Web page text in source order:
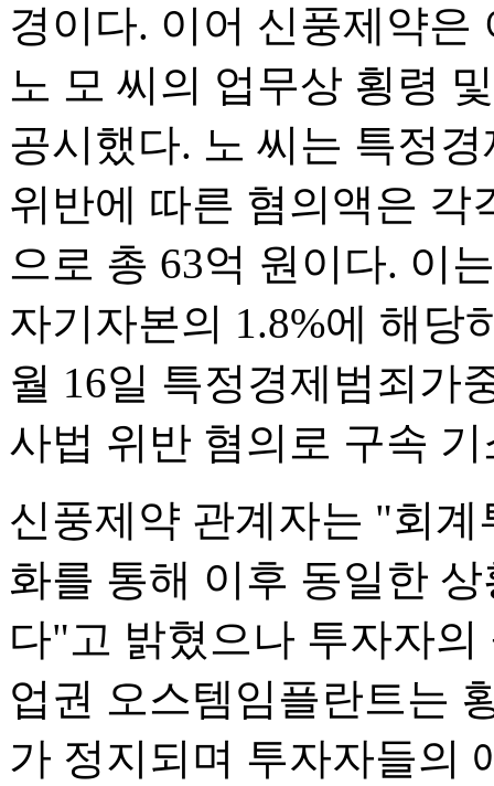
경이다. 이어 신풍제약은
노 모 씨의 업무상 횡령
공시했다. 노 씨는 특정
위반에 따른 혐의액은 각
으로 총 63억 원이다. 이
자기자본의 1.8%에 해당
월 16일 특정경제범죄가
사법 위반 혐의로 구속
신풍제약 관계자는 "회
화를 통해 이후 동일한
다"고 밝혔으나 투자자
업권 오스템임플란트는
가 정지되며 투자자들의